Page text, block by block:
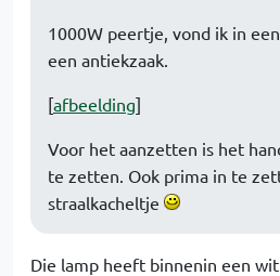
1000W peertje, vond ik in
een antiekzaak.
[afbeelding]
Voor het aanzetten is het
te zetten. Ook prima in te
straalkacheltje
Die lamp heeft binnenin een